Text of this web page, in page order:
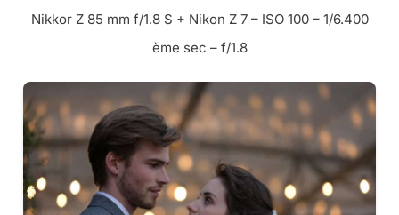
Nikkor Z 85 mm f/1.8 S + Nikon Z 7 – ISO 100 – 1/6.400
ème sec – f/1.8